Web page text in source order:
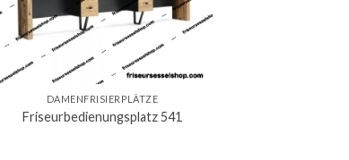
DAMENFRISIERPLÄTZE
Friseurbedienungsplatz 541